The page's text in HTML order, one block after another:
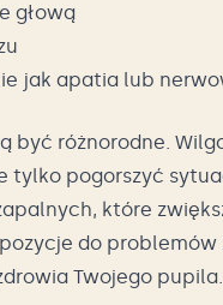
głową
jak apatia lub
być różnorodne.
tylko pogorszyć
które
do
Twojego pupila.